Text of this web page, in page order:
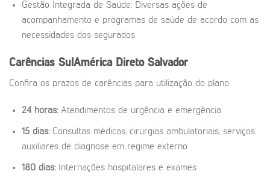
Gestão Integrada de Saúde: Diversas ações de
acompanhamento e programas de saúde de acordo com as
necessidades dos segurados
Carências SulAmérica Direto Salvador
Confira os prazos de carências para utilização do plano:
24 horas:Atendimentos de urgência e emergência
15 dias:Consultas médicas, cirurgias ambulatoriais, serviços
auxiliares de diagnose em regime externo
180 dias: Internações hospitalares e exames